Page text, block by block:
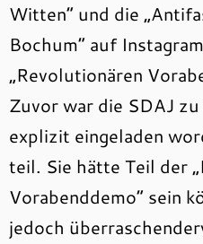
Witten“ und die
Bochum“ auf
„Revolutionären
Zuvor war die SDAJ
explizit eingeladen
teil. Sie hätte Teil der
Vorabenddemo“ sein
jedoch